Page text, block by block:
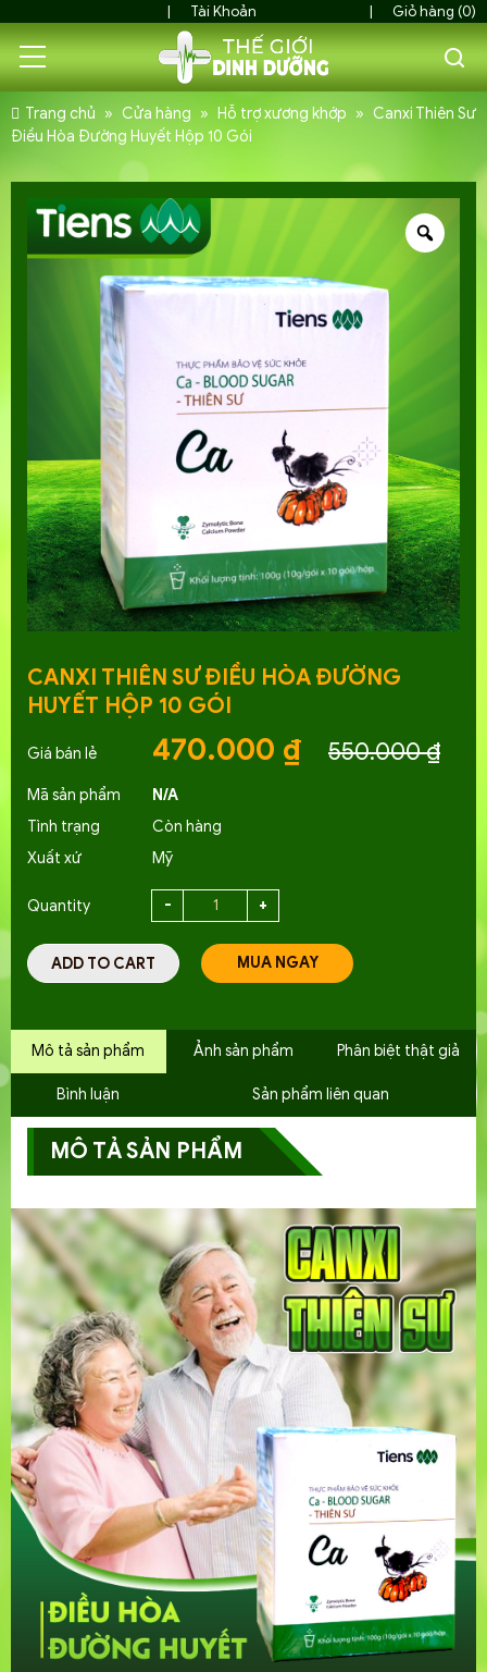
Tài Khoản Giỏ hàng (0)
Trang chủ » Cửa hàng » Hỗ trợ xương khớp » Canxi Thiên Sư
Điều Hòa Đường Huyết Hộp 10 Gói
CANXI THIÊN SƯ ĐIỀU HÒA ĐƯỜNG
HUYẾT HỘP 10 GÓI
550.000₫
470.000 ₫
Mã sản phẩm
N/A
Tình trạng
Còn hàng
Xuất xứ
Mỹ
Quantity
ADD TO CART MUA NGAY
Mô tả sản phẩm Ảnh sản phẩm Phân biệt thật giả
Bình luận Sản phẩm liên quan
MÔ TẢ SẢN PHẨM